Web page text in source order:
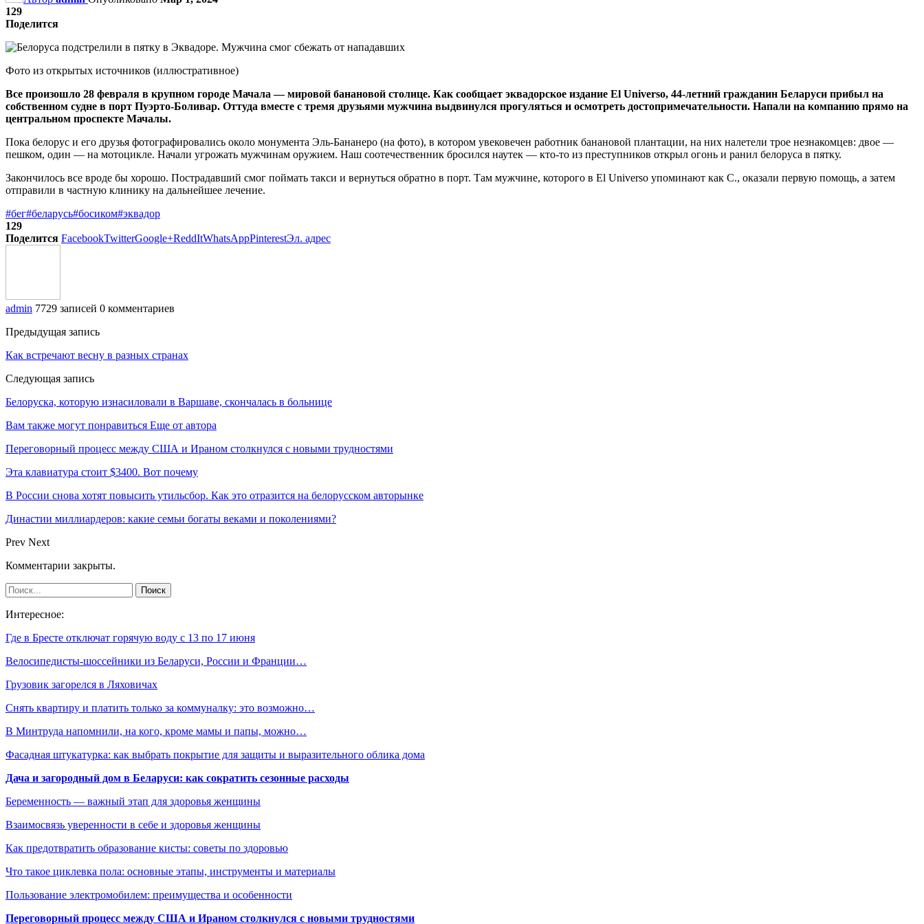
129
Поделится
Фото из открытых источников (иллюстративное)
Все произошло 28 февраля в крупном городе Мачала — мировой банановой столице. Как сообщает эквадорское издание El Universo, 44-летний гражданин Беларуси прибыл на
собственном судне в порт Пуэрто-Боливар. Оттуда вместе с тремя друзьями мужчина выдвинулся прогуляться и осмотреть достопримечательности. Напали на компанию прямо на
центральном проспекте Мачалы.
Пока белорус и его друзья фотографировались около монумента Эль-Бананеро (на фото), в котором увековечен работник банановой плантации, на них налетели трое незнакомцев: двое —
пешком, один — на мотоцикле. Начали угрожать мужчинам оружием. Наш соотечественник бросился наутек — кто-то из преступников открыл огонь и ранил белоруса в пятку.
Закончилось все вроде бы хорошо. Пострадавший смог поймать такси и вернуться обратно в порт. Там мужчине, которого в El Universo упоминают как С., оказали первую помощь, а затем
отправили в частную клинику на дальнейшее лечение.
#бег#беларусь#босиком#эквадор
129
Поделится FacebookTwitterGoogle+ReddItWhatsAppPinterestЭл. адрес
admin 7729 записей 0 комментариев
Предыдущая запись
Как встречают весну в разных странах
Следующая запись
Белоруска, которую изнасиловали в Варшаве, скончалась в больнице
Вам также могут понравиться Еще от автора
Переговорный процесс между США и Ираном столкнулся с новыми трудностями
Эта клавиатура стоит $3400. Вот почему
В России снова хотят повысить утильсбор. Как это отразится на белорусском авторынке
Династии миллиардеров: какие семьи богаты веками и поколениями?
Prev Next
Комментарии закрыты.
Интересное:
Где в Бресте отключат горячую воду с 13 по 17 июня
Велосипедисты-шоссейники из Беларуси, России и Франции…
Грузовик загорелся в Ляховичах
Снять квартиру и платить только за коммуналку: это возможно…
В Минтруда напомнили, на кого, кроме мамы и папы, можно…
Фасадная штукатурка: как выбрать покрытие для защиты и выразительного облика дома
Дача и загородный дом в Беларуси: как сократить сезонные расходы
Беременность — важный этап для здоровья женщины
Взаимосвязь уверенности в себе и здоровья женщины
Как предотвратить образование кисты: советы по здоровью
Что такое циклевка пола: основные этапы, инструменты и материалы
Пользование электромобилем: преимущества и особенности
Переговорный процесс между США и Ираном столкнулся с новыми трудностями